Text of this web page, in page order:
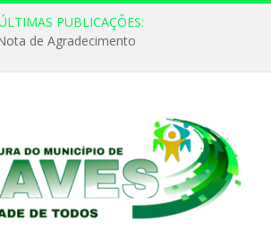
PUBLICAÇÕES:
de Agradecimento